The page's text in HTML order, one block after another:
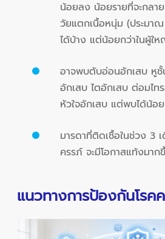
น้อยลง น้อยรายที่จะกล
วัยแตกเนื้อหนุ่ม (ประมา
ได้บ้าง แต่น้อยกว่าในผู้ใ
อาจพบตับอ่อนอักเสบ หูชั้
อักเสบ ไตอักเสบ ต่อมไท
หัวใจอักเสบ แต่พบได้น้อ
มารดาที่ติดเชื้อในช่วง 3
ครรภ์ จะมีโอกาสแท้งมาก
แนวทางการป้องกันโรค